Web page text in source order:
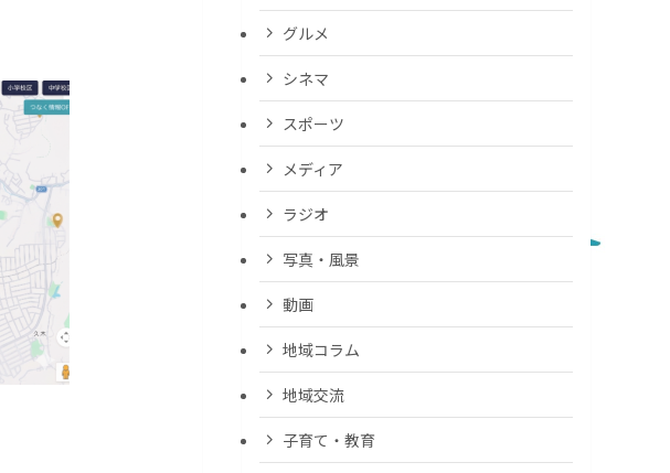
グルメ
シネマ
スポーツ
メディア
ラジオ
写真・風景
動画
地域コラム
地域交流
子育て・教育